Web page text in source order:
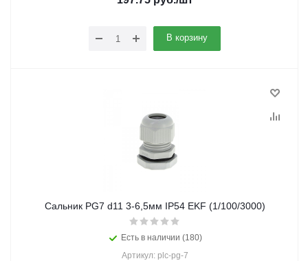
В корзину
Сальник PG7 d11 3-6,5мм IP54 EKF (1/100/3000)
Есть в наличии (180)
Артикул: plc-pg-7